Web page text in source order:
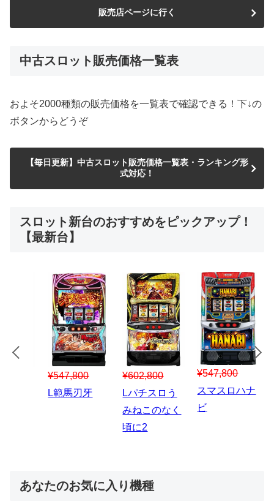
販売店ページに行く
中古スロット販売価格一覧表
およそ2000種類の販売価格を一覧表で確認できる！下↓の
ボタンからどうぞ
【毎日更新】中古スロット販売価格一覧表・ランキング形
式対応！
スロット新台のおすすめをピックアップ！
【最新台】
¥547,800
スマスロハナ
¥150,000
スマスロ秘宝
¥1,867,800
Lパチスロ 炎
炎ノ消防隊2
あなたのお気に入り機種